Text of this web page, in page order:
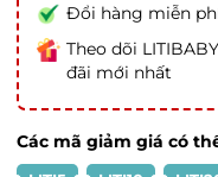
Đổi hàng miễn
Theo dõi
đãi mới nhất
Các mã giảm giá có